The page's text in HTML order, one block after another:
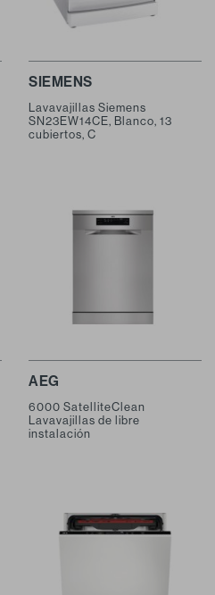
SIEMENS
Lavavajillas Siemens
SN23EW14CE, Blanco, 13
cubiertos, C
AEG
6000 SatelliteClean
Lavavajillas de libre
instalación